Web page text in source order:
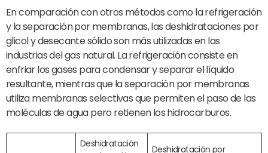
En comparación con otros métodos como la refrigeración
y la separación por membranas, las deshidrataciones por
glicol y desecante sólido son más utilizadas en las
industrias del gas natural. La refrigeración consiste en
enfriar los gases para condensar y separar el líquido
resultante, mientras que la separación por membranas
utiliza membranas selectivas que permiten el paso de las
moléculas de agua pero retienen los hidrocarburos.
Deshidratación
Deshidratación por